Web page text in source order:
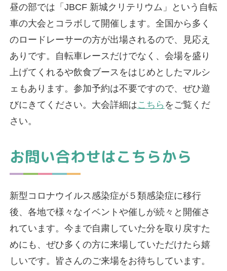
昼の部では「JBCF 新城クリテリウム」という自転
車の大会とコラボして開催します。全国から多く
のロードレーサーの方が出場されるので、見応え
ありです。自転車レースだけでなく、会場を盛り
上げてくれるや飲食ブースをはじめとしたマルシ
ェもあります。参加予約は不要ですので、ぜひ遊
びにきてください。大会詳細はこちら をご覧くだ
さい。
お問い合わせはこちらから
新型コロナウイルス感染症が５類感染症に移行
後、各地で様々なイベントや催しが続々と開催さ
れています。今まで自粛していた分を取り戻すた
めにも、ぜひ多くの方に来場していただけたら嬉
しいです。皆さんのご来場をお待ちしています。